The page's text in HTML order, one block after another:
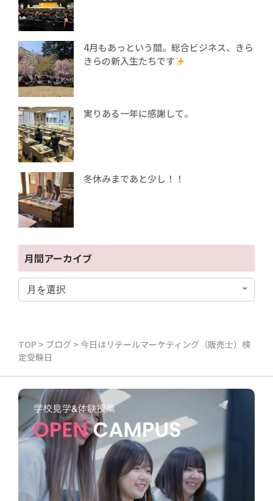
4月もあっという間。総合ビジネス、きら
きらの新入生たちです
実りある一年に感謝して。
冬休みまであと少し！！
月間アーカイブ
TOP > ブログ > 今日はリテールマーケティング（販売士）検
定受験日